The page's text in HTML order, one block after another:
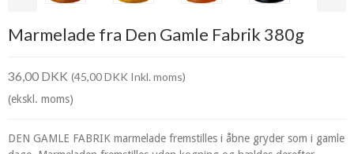
Marmelade fra Den Gamle Fabrik 380g
36,00 DKK (45,00 DKK Inkl. moms)
(ekskl. moms)
DEN GAMLE FABRIK marmelade fremstilles i åbne gryder som i gamle